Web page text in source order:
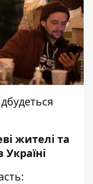
жителі та